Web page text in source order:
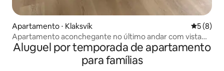
Apartamento ⋅ Klaksvík 5 de
5 (8)
Apartamento aconchegante no último andar com vista
para a montanha
Aluguel por temporada de apartamento
para famílias